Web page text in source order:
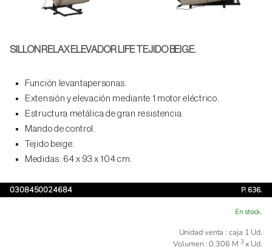
SILLON RELAX ELEVADOR LIFE TEJIDO BEIGE.
Función levantapersonas.
Extensión y elevación mediante 1 motor eléctrico.
Estructura metálica de gran resistencia.
Mando de control.
Tejido beige.
Medidas: 64 x 93 x 104 cm.
0308450024684 P. 636.
En stock.
Unidad venta : caja 1 Ud.
Volumen : 0.306 M 3 x Ud.